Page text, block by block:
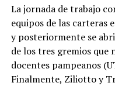
La jornada de trabajo
equipos de las carteras
y posteriormente se
de los tres gremios que
docentes pampeanos
Finalmente, Ziliotto y